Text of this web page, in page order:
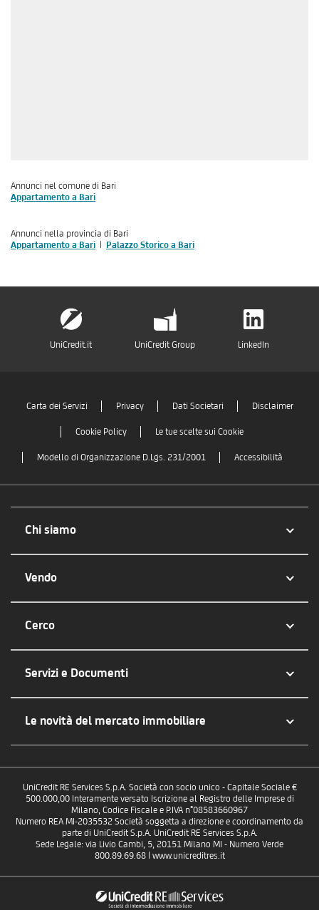
Annunci nel comune di Bari
Appartamento a Bari
Annunci nella provincia di Bari
Appartamento a Bari
Palazzo Storico a Bari
UniCredit.it UniCredit Group LinkedIn
Carta dei Servizi Privacy Dati Societari Disclaimer
Cookie Policy Le tue scelte sui Cookie
Modello di Organizzazione D.Lgs. 231/2001 Accessibilità
Chi siamo
Vendo
Cerco
Servizi e Documenti
Le novità del mercato immobiliare
UniCredit RE Services S.p.A. Società con socio unico - Capitale Sociale €
500.000,00 Interamente versato Iscrizione al Registro delle Imprese di
Milano, Codice Fiscale e P.IVA n°08583660967
Numero REA MI-2035532 Società soggetta a direzione e coordinamento da
parte di UniCredit S.p.A. UniCredit RE Services S.p.A.
Sede Legale: via Livio Cambi, 5, 20151 Milano MI - Numero Verde
800.89.69.68 | www.unicreditres.it